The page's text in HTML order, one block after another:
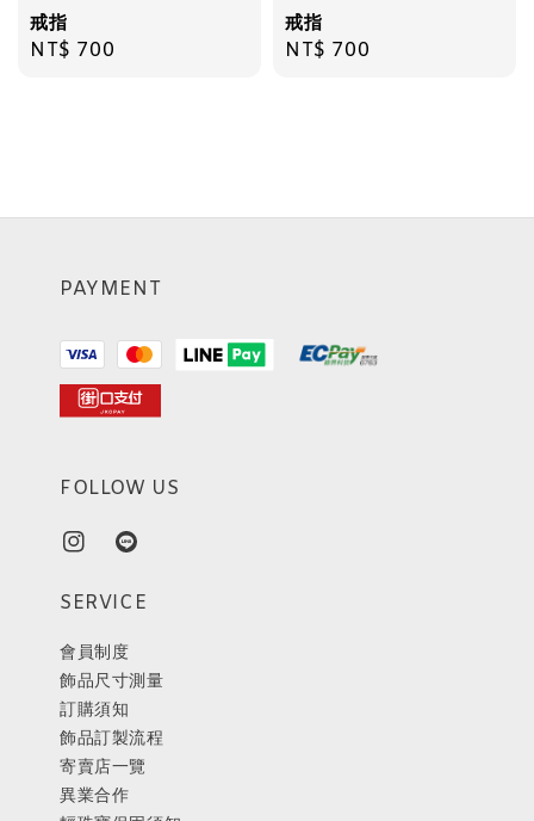
戒指
Regular
NT$ 700
戒指
Regular
NT$ 700
PAYMENT
FOLLOW US
SERVICE
會員制度
飾品尺寸測量
訂購須知
飾品訂製流程
寄賣店一覽
異業合作